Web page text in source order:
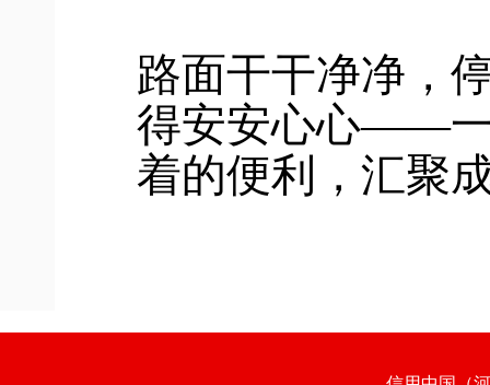
路面干干净净，
得安安心心——一
着的便利，汇聚